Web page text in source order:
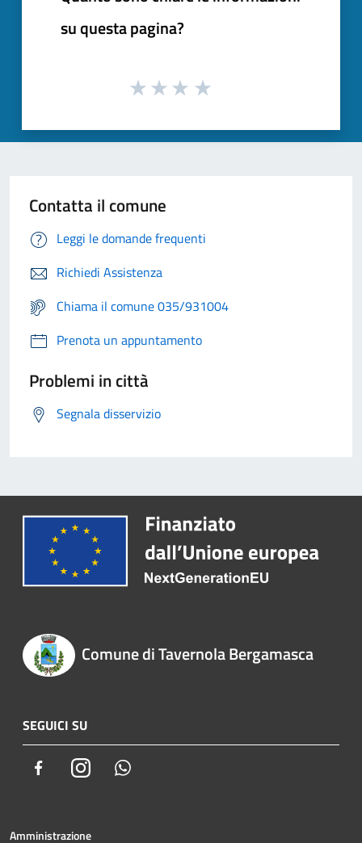
su questa pagina?
Contatta il comune
Leggi le domande frequenti
Richiedi Assistenza
Chiama il comune 035/931004
Prenota un appuntamento
Problemi in città
Segnala disservizio
Comune di Tavernola Bergamasca
SEGUICI SU
FacebookInstagram
Amministrazione